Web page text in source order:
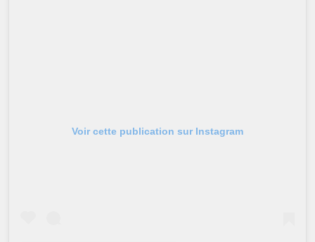
Voir cette publication sur Instagram